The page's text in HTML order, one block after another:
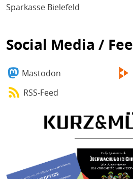
Sparkasse Bielefeld
Social Media /
Mastodon
RSS-Feed